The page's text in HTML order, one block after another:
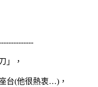
」，
台(他很熱衷…)，